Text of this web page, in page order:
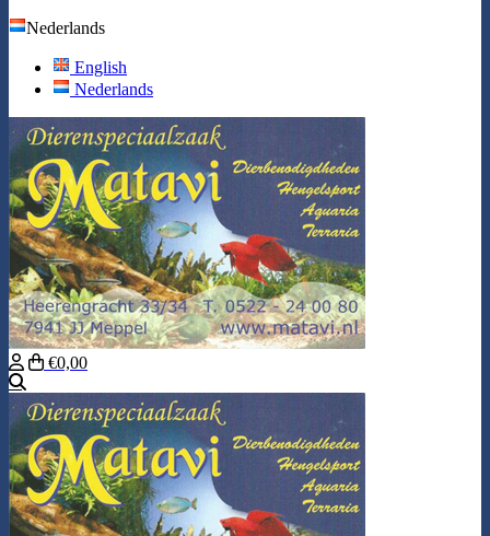
Nederlands
English
Nederlands
€0,00